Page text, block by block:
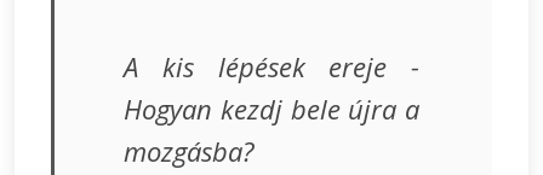
A kis lépések ereje -
Hogyan kezdj bele újra a
mozgásba?